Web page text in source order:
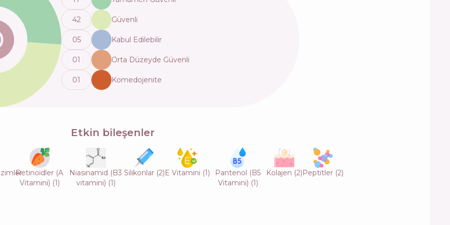
42 Güvenli
05 Kabul Edilebilir
01 Orta Düzeyde Güvenli
01 Komedojenite
Etkin bileşenler
Retinoidler (A
Vitamini) (1)
Niasinamid (B3
vitamini) (1)
Silikonlar(2)E Vitamini (1)
Pantenol (B5
Vitamini) (1)
Kolajen (2)Peptitler(2)